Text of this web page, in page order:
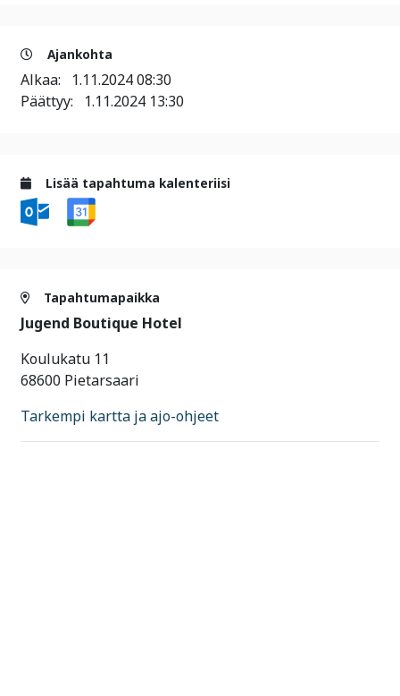
Ajankohta
Alkaa: 1.11.2024 08:30
Päättyy: 1.11.2024 13:30
Lisää tapahtuma kalenteriisi
Tapahtumapaikka
Jugend Boutique Hotel
Koulukatu 11
68600 Pietarsaari
Tarkempi kartta ja ajo-ohjeet